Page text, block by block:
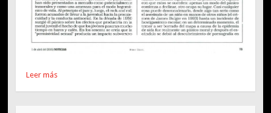
Leer más